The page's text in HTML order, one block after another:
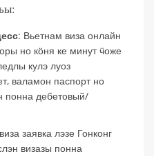
: Вьетнам виза онлайн
но кӧня ке минут ӵоже
кулэ луоз
валамон паспорт но
понна дебетовый/
заявка лэзе Гонконг
визазы понна